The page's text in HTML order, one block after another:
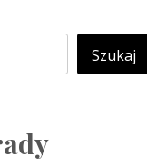
Szukaj